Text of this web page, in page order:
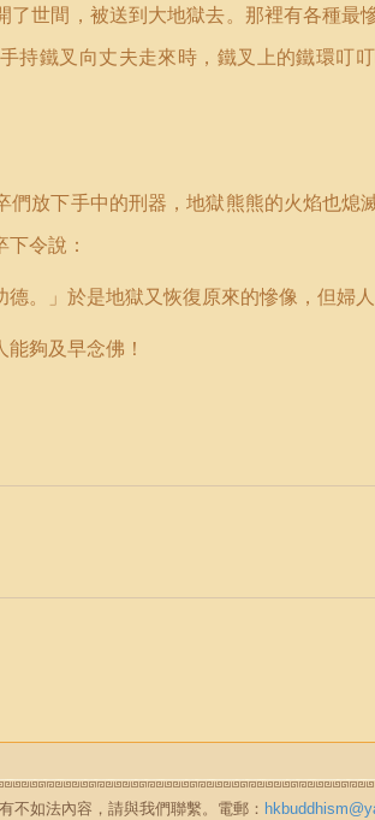
世間，被送到大地獄去。那裡有各種最
持鐵叉向丈夫走來時，鐵叉上的鐵環叮
放下手中的刑器，地獄熊熊的火焰也熄
令說：
。」於是地獄又恢復原來的慘像，但婦
夠及早念佛！
不如法內容，請與我們聯繫。電郵：